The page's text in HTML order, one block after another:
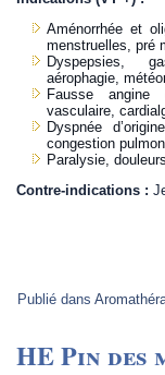
Aménorrhée et
menstruelles, pré
Dyspepsies,
aérophagie,
Fausse angine
vasculaire,
Dyspnée
congestion
Paralysie,
Contre-indications :
Publié dans
HE Pin des